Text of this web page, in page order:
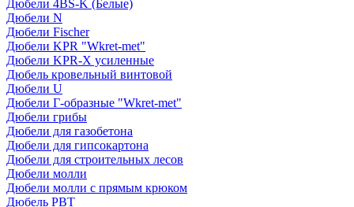
Дюбели 4BS-K (Белые)
Дюбели N
Дюбели Fischer
Дюбели KPR "Wkret-met"
Дюбели KPR-Х усиленные
Дюбель кровельный винтовой
Дюбели U
Дюбели Г-образные "Wkret-met"
Дюбели грибы
Дюбели для газобетона
Дюбели для гипсокартона
Дюбели для строительных лесов
Дюбели молли
Дюбели молли с прямым крюком
Дюбель PBT